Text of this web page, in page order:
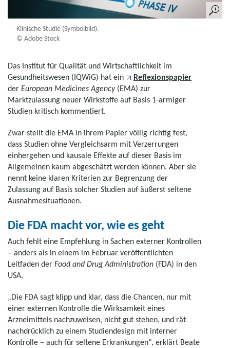
Klinische Studie (Symbolbild).
© Adobe Stock
Das Institut für Qualität und Wirtschaftlichkeit im
Gesundheitswesen (IQWiG) hat ein
Reflexionspapier
der European Medicines Agency(EMA) zur
Marktzulassung neuer Wirkstoffe auf Basis 1-armiger
Studien kritisch kommentiert.
Zwar stellt die EMA in ihrem Papier völlig richtig fest,
dass Studien ohne Vergleichsarm mit Verzerrungen
einhergehen und kausale Effekte auf dieser Basis im
Allgemeinen kaum abgeschätzt werden können. Aber sie
nennt keine klaren Kriterien zur Begrenzung der
Zulassung auf Basis solcher Studien auf äußerst seltene
Ausnahmesituationen.
Die FDA macht vor, wie es geht
Auch fehlt eine Empfehlung in Sachen externer Kontrollen
– anders als in einem im Februar veröffentlichten
Leitfaden der Food and Drug Administration (FDA) in den
USA.
„Die FDA sagt klipp und klar, dass die Chancen, nur mit
einer externen Kontrolle die Wirksamkeit eines
Arzneimittels nachzuweisen, nicht gut stehen, und rät
nachdrücklich zu einem Studiendesign mit interner
Kontrolle – auch für seltene Erkrankungen“, erklärt Beate